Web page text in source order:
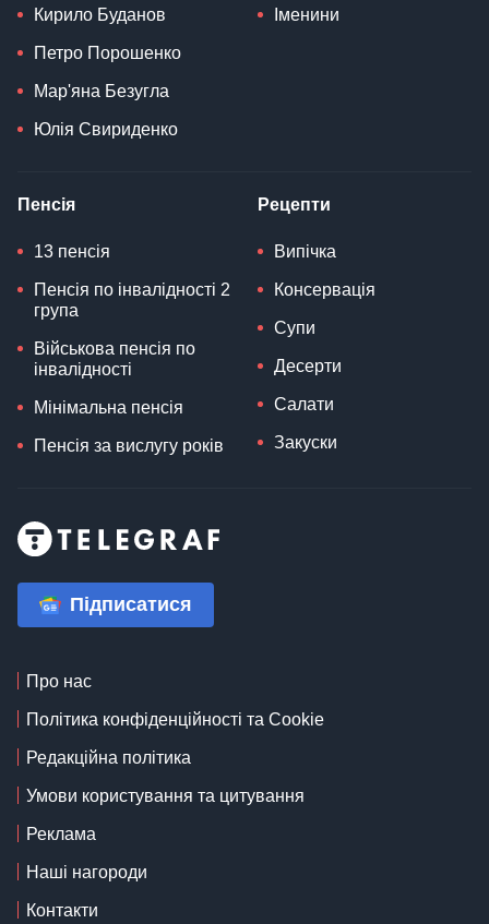
Кирило Буданов
Петро Порошенко
Мар'яна Безугла
Юлія Свириденко
Іменини
Пенсія
13 пенсія
Пенсія по інвалідності 2
група
Військова пенсія по
інвалідності
Мінімальна пенсія
Пенсія за вислугу років
Рецепти
Випічка
Консервація
Супи
Десерти
Салати
Закуски
Підписатися
Про нас
Політика конфіденційності та Cookie
Редакційна політика
Умови користування та цитування
Реклама
Наші нагороди
Контакти